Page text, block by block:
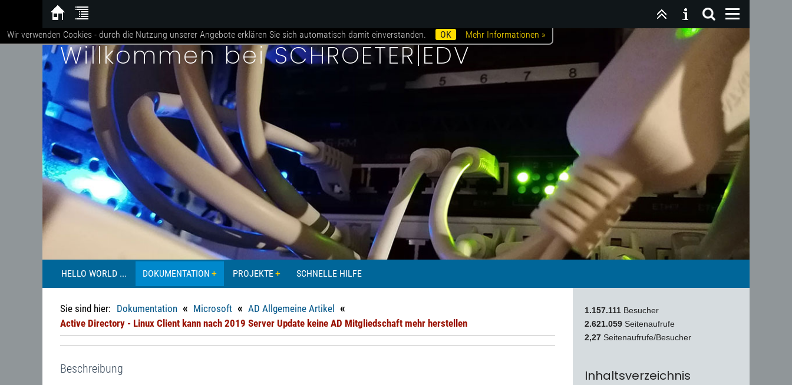
Willkommen bei SCHROETER|EDV
HELLO WORLD ... DOKUMENTATION PROJEKTE SCHNELLE HILFE
Sie sind hier: Dokumentation « Microsoft « AD Allgemeine Artikel «
Active Directory - Linux Client kann nach 2019 Server Update keine AD Mitgliedschaft mehr herstellen
Beschreibung
1.157.111 Besucher
2.621.059 Seitenaufrufe
2,27 Seitenaufrufe/Besucher
Inhaltsverzeichnis
Wir verwenden Cookies - durch die Nutzung unserer Angebote erklären Sie sich automatisch damit einverstanden. OK Mehr Informationen »